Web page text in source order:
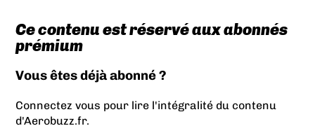
Ce contenu est réservé aux abonnés
prémium
Vous êtes déjà abonné ?
Connectez vous pour lire l'intégralité du contenu
d'Aerobuzz.fr.